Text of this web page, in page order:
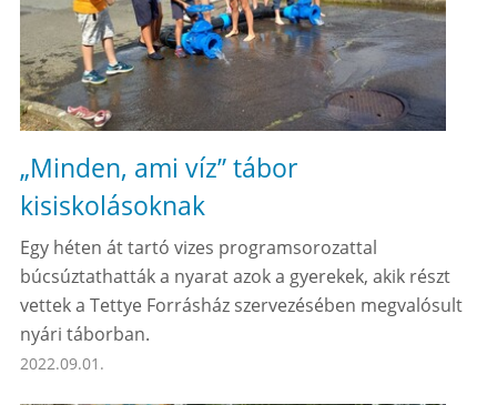
„Minden, ami víz” tábor
kisiskolásoknak
Egy héten át tartó vizes programsorozattal
búcsúztathatták a nyarat azok a gyerekek, akik részt
vettek a Tettye Forrásház szervezésében megvalósult
nyári táborban.
2022.09.01.